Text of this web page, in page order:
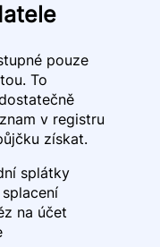
pouze
To
v registru
získat.
splátky
na účet